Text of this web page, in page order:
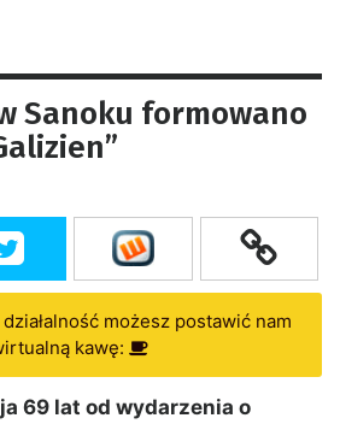
Sanoku formowano
możesz postawić nam
kawę:
69 lat od wydarzenia o